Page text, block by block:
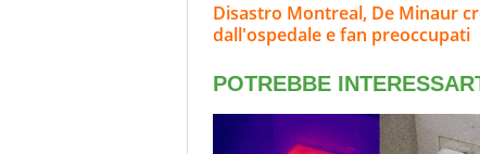
Disastro Montreal, De Minaur
dall'ospedale e fan preoccupati